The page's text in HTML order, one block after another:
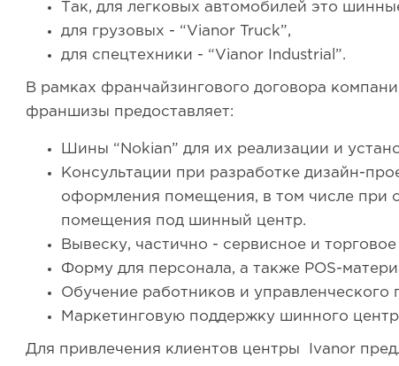
Так, для легковых автомобилей это
для грузовых - “Vianor Truck”,
для спецтехники - “Vianor Industrial”.
В рамках франчайзингового договора
франшизы предоставляет:
Шины “Nokian” для их реализации и
Консультации при разработке дизайн-
оформления помещения, в том числе при
помещения под шинный центр.
Вывеску, частично - сервисное и
Форму для персонала, а также POS-
Обучение работников и управленческого
Маркетинговую поддержку шинного
Для привлечения клиентов центры Ivanor